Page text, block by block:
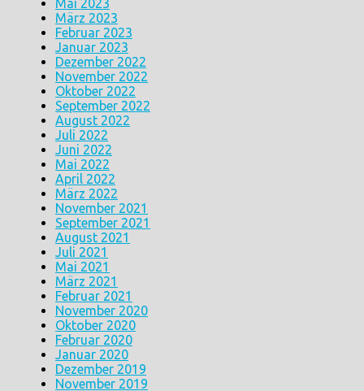
Mai 2023
März 2023
Februar 2023
Januar 2023
Dezember 2022
November 2022
Oktober 2022
September 2022
August 2022
Juli 2022
Juni 2022
Mai 2022
April 2022
März 2022
November 2021
September 2021
August 2021
Juli 2021
Mai 2021
März 2021
Februar 2021
November 2020
Oktober 2020
Februar 2020
Januar 2020
Dezember 2019
November 2019